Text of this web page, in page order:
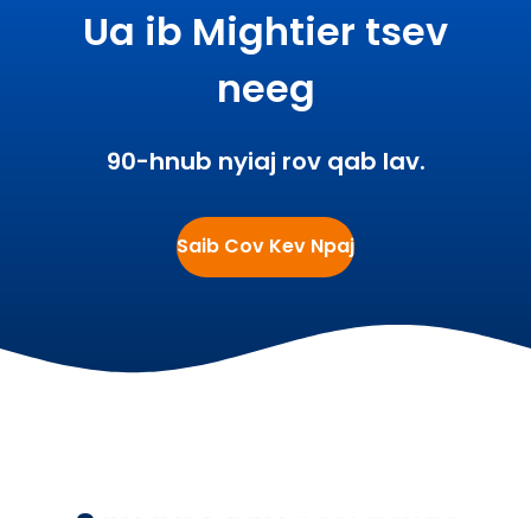
Ua ib Mightier tsev
neeg
90-hnub nyiaj rov qab lav.
Saib Cov Kev Npaj